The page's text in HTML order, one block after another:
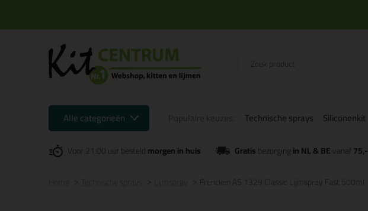
Alle categorieën Technische sprays Siliconenkit
Voor 21:00 uur besteldmorgen in huis Gratisbezorgingin NL & BEvanaf 75,-
Frencken AS 1329 Classic Lijmspray Fast 500ml